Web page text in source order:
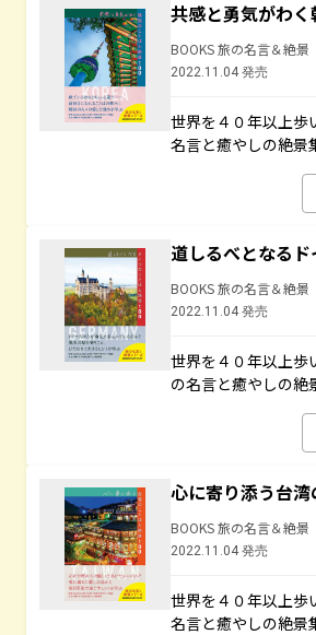
共感と勇気がわ
BOOKS 旅の名言＆絶景
2022.11.04 発売
世界を４０年以上歩
名言と癒やしの絶景
道しるべとなる
BOOKS 旅の名言＆絶景
2022.11.04 発売
世界を４０年以上歩
の名言と癒やしの絶
心に寄り添う台
BOOKS 旅の名言＆絶景
2022.11.04 発売
世界を４０年以上歩
名言と癒やしの絶景